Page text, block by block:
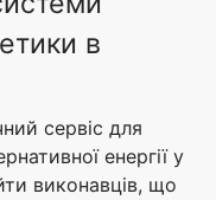
в
сервіс для
енергії у
виконавців, що